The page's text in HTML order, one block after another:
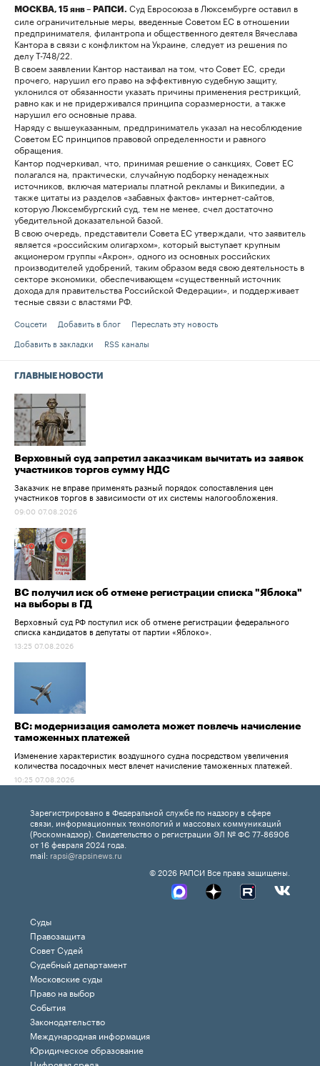
МОСКВА, 15 янв – РАПСИ. Суд Евросоюза в Люксембурге оставил в
силе ограничительные меры, введенные Советом ЕС в отношении
предпринимателя, филантропа и общественного деятеля Вячеслава
Кантора в связи с конфликтом на Украине, следует из решения по
делу Т-748/22.
В своем заявлении Кантор настаивал на том, что Совет ЕС, среди
прочего, нарушил его право на эффективную судебную защиту,
уклонился от обязанности указать причины применения рестрикций,
равно как и не придерживался принципа соразмерности, а также
нарушил его основные права.
Наряду с вышеуказанным, предприниматель указал на несоблюдение
Советом ЕС принципов правовой определенности и равного
обращения.
Кантор подчеркивал, что, принимая решение о санкциях, Совет ЕС
полагался на, практически, случайную подборку ненадежных
источников, включая материалы платной рекламы и Википедии, а
также цитаты из разделов «забавных фактов» интернет-сайтов,
которую Люксембургский суд, тем не менее, счел достаточно
убедительной доказательной базой.
В свою очередь, представители Совета ЕС утверждали, что заявитель
является «российским олигархом», который выступает крупным
акционером группы «Акрон», одного из основных российских
производителей удобрений, таким образом ведя свою деятельность в
секторе экономики, обеспечивающем «существенный источник
дохода для правительства Российской Федерации», и поддерживает
тесные связи с властями РФ.
Соцсети Добавить в блог
Переслать эту новость
Добавить в закладки
RSS каналы
ГЛАВНЫЕ НОВОСТИ
Верховный суд запретил заказчикам вычитать из заявок
участников торгов сумму НДС
Заказчик не вправе применять разный порядок сопоставления цен
участников торгов в зависимости от их системы налогообложения.
09:00 07.08.2026
ВС получил иск об отмене регистрации списка "Яблока"
на выборы в ГД
Верховный суд РФ поступил иск об отмене регистрации федерального
списка кандидатов в депутаты от партии «Яблоко».
13:25 07.08.2026
ВС: модернизация самолета может повлечь начисление
таможенных платежей
Изменение характеристик воздушного судна посредством увеличения
количества посадочных мест влечет начисление таможенных платежей.
10:25 07.08.2026
Зарегистрировано в Федеральной службе по надзору в сфере
связи, информационных технологий и массовых коммуникаций
(Роскомнадзор). Свидетельство о регистрации ЭЛ № ФС 77-86906
от 16 февраля 2024 года.
mail: rapsi@rapsinews.ru
© 2026 РАПСИ Все права защищены.
Суды
Правозащита
Совет Судей
Судебный департамент
Московские суды
Право на выбор
События
Законодательство
Международная информация
Юридическое образование